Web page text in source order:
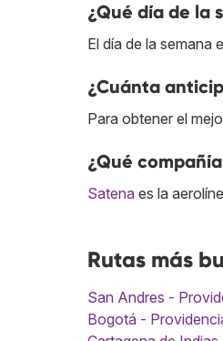
¿Qué día de la
El día de la semana
¿Cuánta
Para obtener el
¿Qué
Satena es la
Rutas más
San Andres -
Bogotá -